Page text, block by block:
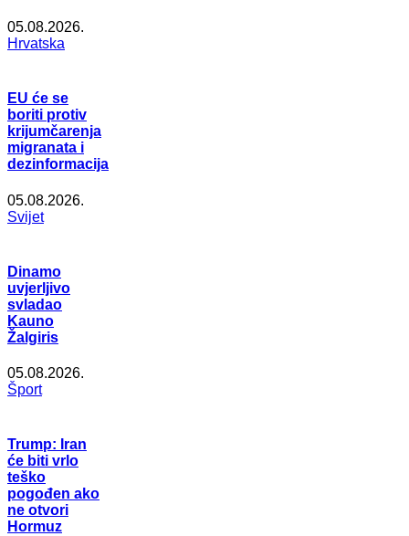
05.08.2026.
Hrvatska
EU će se
boriti protiv
krijumčarenja
migranata i
dezinformacija
05.08.2026.
Svijet
Dinamo
uvjerljivo
svladao
Kauno
Žalgiris
05.08.2026.
Šport
Trump: Iran
će biti vrlo
teško
pogođen ako
ne otvori
Hormuz